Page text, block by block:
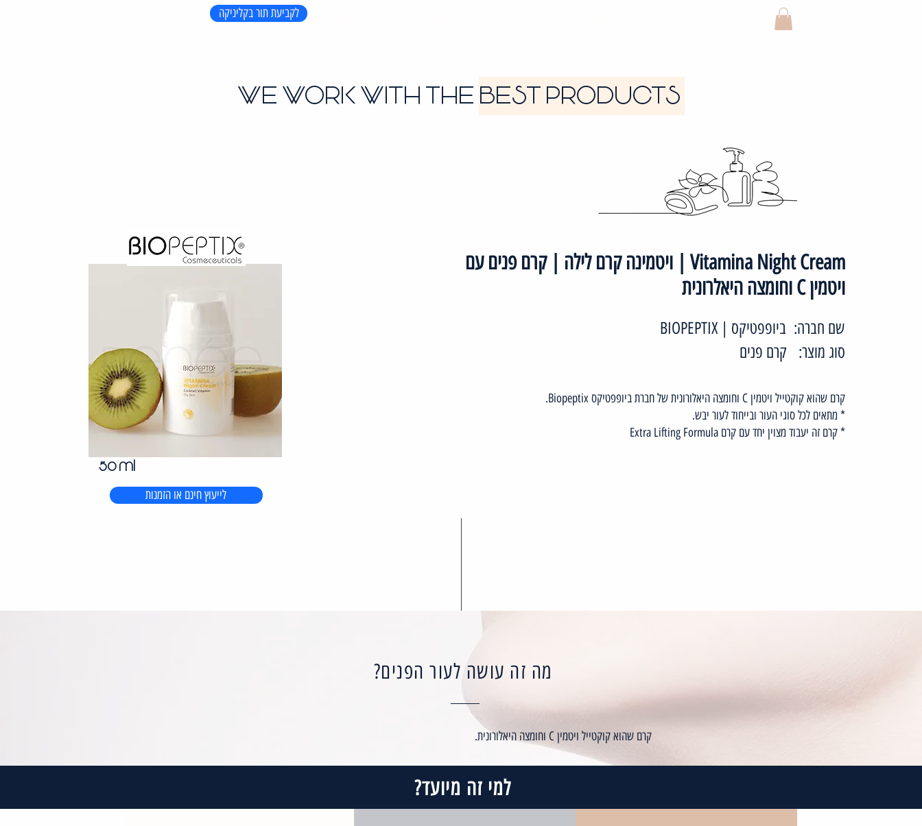
לקביעת תור בקליניקה
WE WORK WITH THEBEST PRODUCTS
50 ml
לייעוץ חינם או הזמנות
Vitamina Night Cream | ויטמינה קרם לילה | קרם פנים עם
ויטמין C וחומצה היאלרונית
ביופפטיקס | BIOPEPTIX שם חברה:
קרם פנים
סוג מוצר:
קרם שהוא קוקטייל ויטמין C וחומצה היאלורונית של חברת ביופפטיקס Biopeptix.
* מתאים לכל סוגי העור ובייחוד לעור יבש.
* קרם זה יעבוד מצוין יחד עם קרם Extra Lifting Formula
מה זה עושה לעור הפנים?
קרם שהוא קוקטייל ויטמין C וחומצה היאלורונית.
למי זה מיועד?